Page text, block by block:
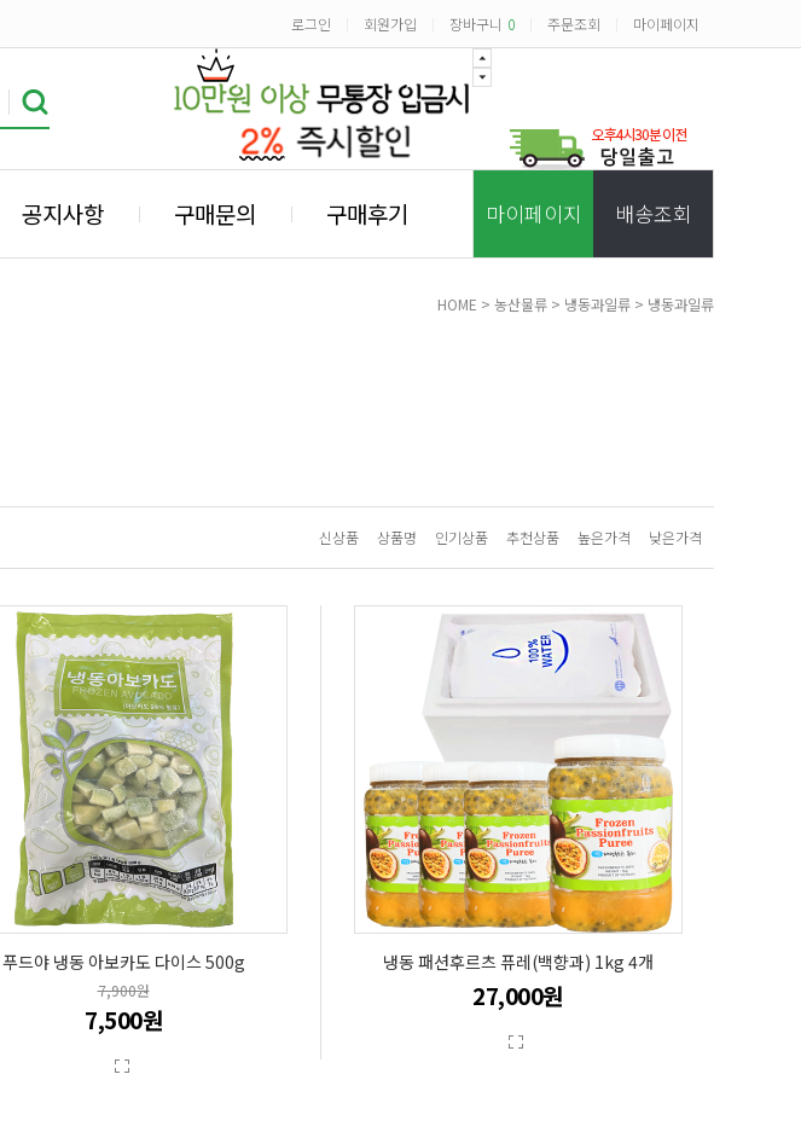
로그인 회원가입 장바구니 0 주문조회 마이페이지
공지사항 구매문의 구매후기 마이페이지 배송조회
HOME > 농산물류 > 냉동과일류 > 냉동과일류
신상품 상품명 인기상품 추천상품 높은가격 낮은가격
푸드야 냉동 아보카도 다이스 500g
7,900원
7,500원
냉동 패션후르츠 퓨레(백향과) 1kg 4개
27,000원